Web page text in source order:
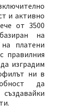
и активно
от 3500
на
платени
правилния
изградим
ни в
да